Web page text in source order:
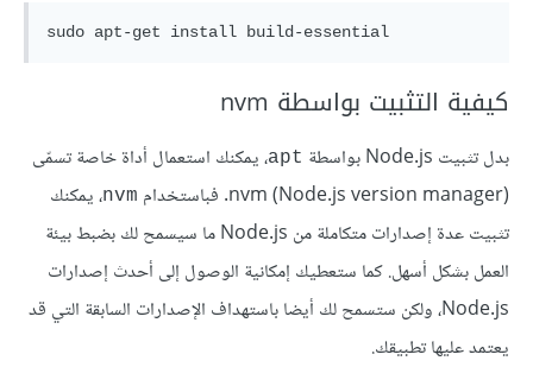
sudo apt-get install build-essential
كيفية التثبيت بواسطة nvm
بدل تثبيت Node.js بواسطة apt، يمكنك استعمال أداة خاصة تسمّى
nvm (Node.js version manager). فباستخدام
nvm، يمكنك
تثبيت عدة إصدارات متكاملة من Node.js ما سيسمح لك بضبط بيئة
العمل بشكل أسهل. كما ستعطيك إمكانية الوصول إلى أحدث إصدارات
Node.js، ولكن ستسمح لك أيضا باستهداف الإصدارات السابقة التي قد
يعتمد عليها تطبيقك.